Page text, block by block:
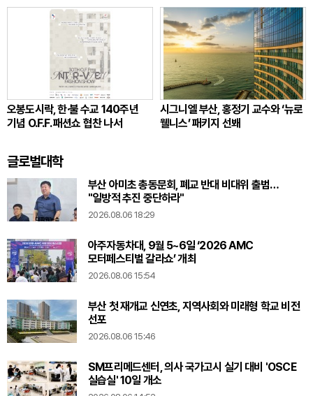
오봉도시락, 한·불 수교 140주년
기념 O.F.F. 패션쇼 협찬 나서
시그니엘 부산, 홍정기 교수와 ‘뉴로
웰니스’ 패키지 선봬
글로벌대학
부산 아미초 총동문회, 폐교 반대 비대위 출범…
"일방적 추진 중단하라"
2026.08.06 18:29
아주자동차대, 9월 5~6일 ‘2026 AMC
모터페스티벌 갈라쇼’ 개최
2026.08.06 15:54
부산 첫 재개교 신연초, 지역사회와 미래형 학교 비전
선포
2026.08.06 15:46
SM프리메드센터, 의사 국가고시 실기 대비 'OSCE
실습실' 10일 개소